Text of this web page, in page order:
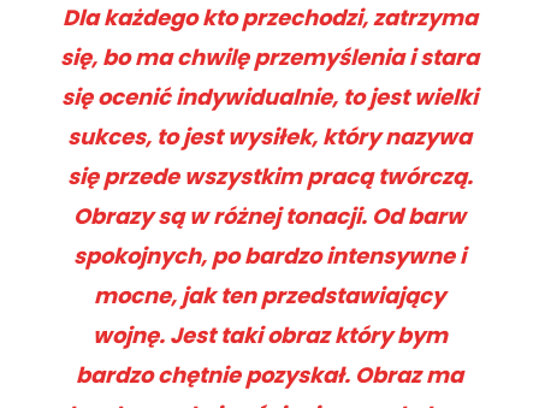
Dla każdego kto przechodzi, zatrzyma
się, bo ma chwilę przemyślenia i stara
się ocenić indywidualnie, to jest wielki
sukces, to jest wysiłek, który nazywa
się przede wszystkim pracą twórczą.
Obrazy są w różnej tonacji. Od barw
spokojnych, po bardzo intensywne i
mocne, jak ten przedstawiający
wojnę. Jest taki obraz który bym
bardzo chętnie pozyskał. Obraz ma